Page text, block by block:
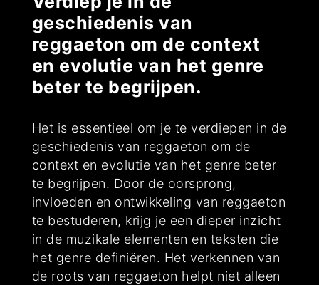
geschiedenis van
reggaeton om de context
en evolutie van het genre
beter te begrijpen.
Het is essentieel om je te verdiepen in de
geschiedenis van reggaeton om de
context en evolutie van het genre beter
te begrijpen. Door de oorsprong,
invloeden en ontwikkeling van reggaeton
te bestuderen, krijg je een dieper inzicht
in de muzikale elementen en teksten die
het genre definiëren. Het verkennen van
de roots van reggaeton helpt niet alleen